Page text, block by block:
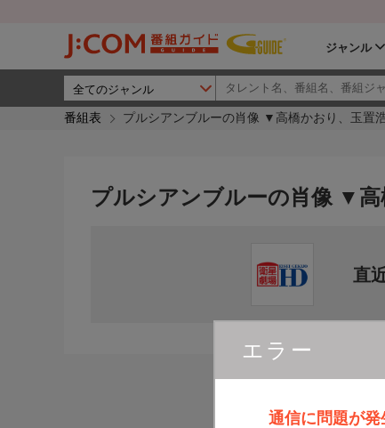
ジャンル
番組表 プルシアンブルーの肖像 ▼高橋かおり、玉置
エラー
通信に問題が
プルシアンブルーの肖像 ▼高
直